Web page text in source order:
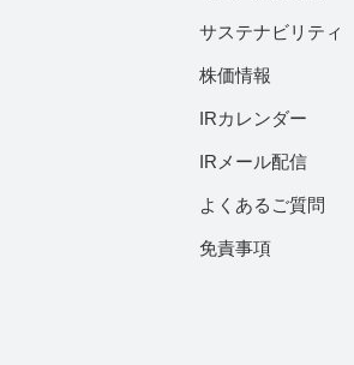
サステナビリティ
株価情報
IRカレンダー
IRメール配信
よくあるご質問
免責事項